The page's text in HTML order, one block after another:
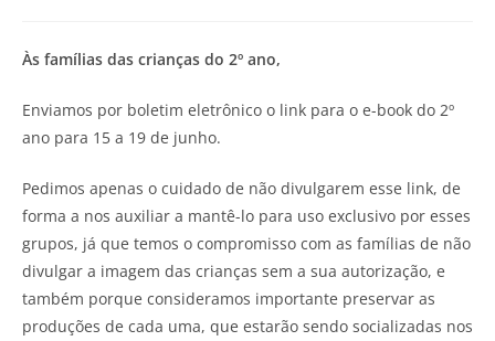
Às famílias das crianças do 2º ano,
Enviamos por boletim eletrônico o link para o e-book do 2º
ano para 15 a 19 de junho.
Pedimos apenas o cuidado de não divulgarem esse link, de
forma a nos auxiliar a mantê-lo para uso exclusivo por esses
grupos, já que temos o compromisso com as famílias de não
divulgar a imagem das crianças sem a sua autorização, e
também porque consideramos importante preservar as
produções de cada uma, que estarão sendo socializadas nos